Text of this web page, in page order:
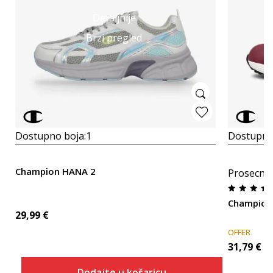
Detaljnije
Brzi pregled
Dostupno boja:1
Champion HANA 2
29,99 €
Champion
OFFER
31,79 €